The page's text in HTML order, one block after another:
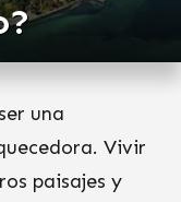
una
Vivir
paisajes y